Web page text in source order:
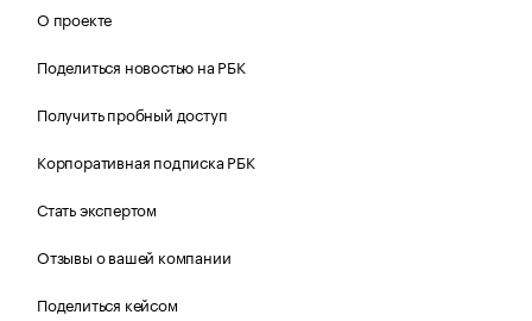
О проекте
Поделиться новостью на РБК
Получить пробный доступ
Корпоративная подписка РБК
Стать экспертом
Отзывы о вашей компании
Поделиться кейсом